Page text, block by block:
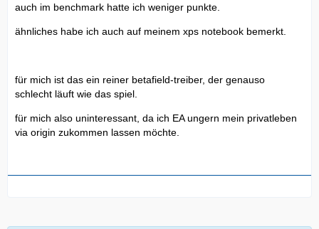
auch im benchmark hatte ich weniger punkte.
ähnliches habe ich auch auf meinem xps notebook bemerkt.
für mich ist das ein reiner betafield-treiber, der genauso
schlecht läuft wie das spiel.
für mich also uninteressant, da ich EA ungern mein privatleben
via origin zukommen lassen möchte.